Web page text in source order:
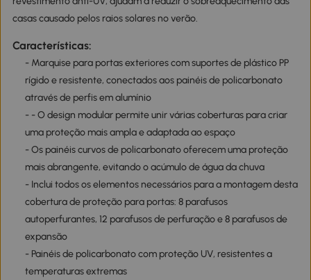
casas causado pelos raios solares no verão.
Características:
- Marquise para portas exteriores com suportes de plástico PP
rígido e resistente, conectados aos painéis de policarbonato
através de perfis em alumínio
- - O design modular permite unir várias coberturas para criar
uma proteção mais ampla e adaptada ao espaço
- Os painéis curvos de policarbonato oferecem uma proteção
mais abrangente, evitando o acúmulo de água da chuva
- Inclui todos os elementos necessários para a montagem desta
cobertura de proteção para portas: 8 parafusos
autoperfurantes, 12 parafusos de perfuração e 8 parafusos de
expansão
- Painéis de policarbonato com proteção UV, resistentes a
temperaturas extremas